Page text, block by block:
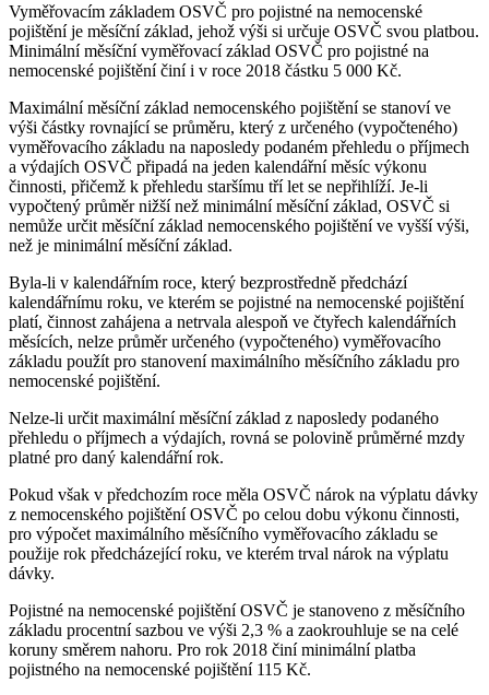
Vyměřovacím základem OSVČ pro pojistné na nemocenské
pojištění je měsíční základ, jehož výši si určuje OSVČ svou platbou.
Minimální měsíční vyměřovací základ OSVČ pro pojistné na
nemocenské pojištění činí i v roce 2018 částku 5 000 Kč.
Maximální měsíční základ nemocenského pojištění se stanoví ve
výši částky rovnající se průměru, který z určeného (vypočteného)
vyměřovacího základu na naposledy podaném přehledu o příjmech
a výdajích OSVČ připadá na jeden kalendářní měsíc výkonu
činnosti, přičemž k přehledu staršímu tří let se nepřihlíží. Je-li
vypočtený průměr nižší než minimální měsíční základ, OSVČ si
nemůže určit měsíční základ nemocenského pojištění ve vyšší výši,
než je minimální měsíční základ.
Byla-li v kalendářním roce, který bezprostředně předchází
kalendářnímu roku, ve kterém se pojistné na nemocenské pojištění
platí, činnost zahájena a netrvala alespoň ve čtyřech kalendářních
měsících, nelze průměr určeného (vypočteného) vyměřovacího
základu použít pro stanovení maximálního měsíčního základu pro
nemocenské pojištění.
Nelze-li určit maximální měsíční základ z naposledy podaného
přehledu o příjmech a výdajích, rovná se polovině průměrné mzdy
platné pro daný kalendářní rok.
Pokud však v předchozím roce měla OSVČ nárok na výplatu dávky
z nemocenského pojištění OSVČ po celou dobu výkonu činnosti,
pro výpočet maximálního měsíčního vyměřovacího základu se
použije rok předcházející roku, ve kterém trval nárok na výplatu
dávky.
Pojistné na nemocenské pojištění OSVČ je stanoveno z měsíčního
základu procentní sazbou ve výši 2,3 % a zaokrouhluje se na celé
koruny směrem nahoru. Pro rok 2018 činí minimální platba
pojistného na nemocenské pojištění 115 Kč.